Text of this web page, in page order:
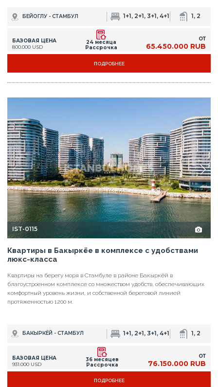
БЕЙОГЛУ - СТАМБУЛ 1+1, 2+1, 3+1, 4+1 1, 2
БАЗОВАЯ ЦЕНА
800.000 USD
24 месяца
Рассрочка
ОТ
65.450.000 RUB
ПОДРОБНЕЕ
IST-0115
Квартиры в Бакыркёе в комплексе с удобствами
люкс-класса
Квартиры на берегу моря в Стамбуле в районе Бакыркёй в
благоустроенном комплексе со множеством удобств, обеспечивающих
комфортный уровень жизни, и собственной береговой линией
протяженностью 1200 м.
БАКЫРКЁЙ - СТАМБУЛ 1+1, 2+1, 3+1, 4+1 1, 2
БАЗОВАЯ ЦЕНА
931.000 USD
36 месяцев
Рассрочка
ОТ
76.150.000 RUB
ПОДРОБНЕЕ